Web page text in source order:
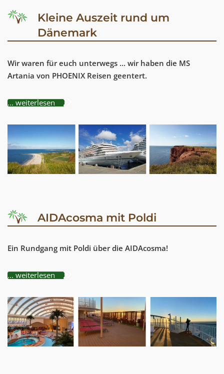
Kleine Auszeit rund um
Dänemark
Wir waren für euch unterwegs ... wir haben die MS
Artania von PHOENIX Reisen geentert.
... weiterlesen
AIDAcosma mit Poldi
Ein Rundgang mit Poldi über die AIDAcosma!
... weiterlesen